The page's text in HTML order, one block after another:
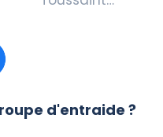
d'entraide ?